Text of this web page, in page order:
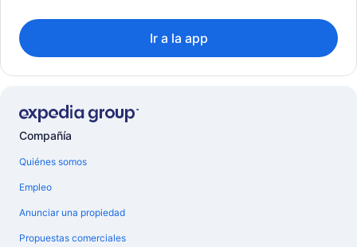
Ir a la app
Compañía
Quiénes somos
Empleo
Anunciar una propiedad
Propuestas comerciales